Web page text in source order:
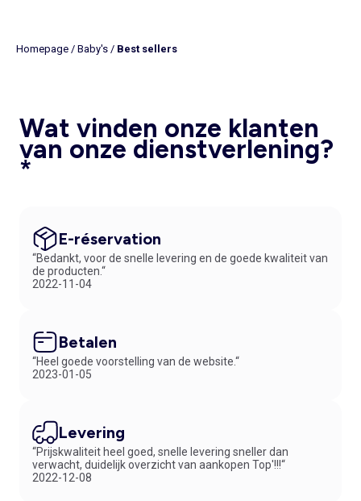
Homepage / Baby's / Best sellers
Wat vinden onze klanten
van onze dienstverlening?
*
E-réservation
“Bedankt, voor de snelle levering en de goede kwaliteit van
de producten.“
2022-11-04
Betalen
“Heel goede voorstelling van de website.“
2023-01-05
Levering
“Prijskwaliteit heel goed, snelle levering sneller dan
verwacht, duidelijk overzicht van aankopen Top'!!!“
2022-12-08